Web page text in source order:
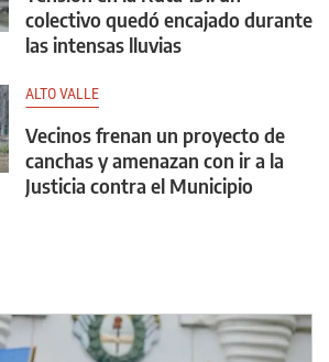
colectivo quedó encajado durante
las intensas lluvias
ALTO VALLE
Vecinos frenan un proyecto de
canchas y amenazan con ir a la
Justicia contra el Municipio